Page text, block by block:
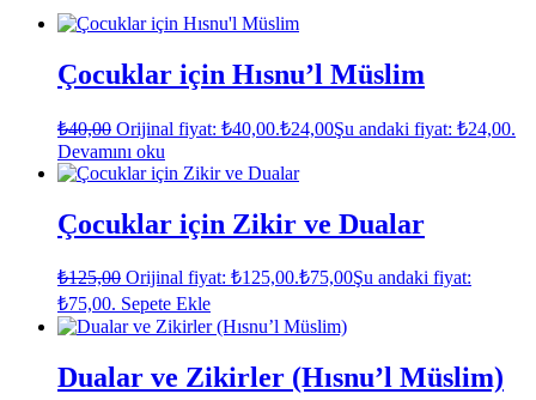
Çocuklar için Hısnu’l Müslim
₺40,00 Orijinal fiyat: ₺40,00.₺24,00Şu andaki fiyat: ₺24,00.
Devamını oku
Çocuklar için Zikir ve Dualar
₺125,00 Orijinal fiyat: ₺125,00.₺75,00Şu andaki fiyat:
₺75,00. Sepete Ekle
Dualar ve Zikirler (Hısnu’l Müslim)